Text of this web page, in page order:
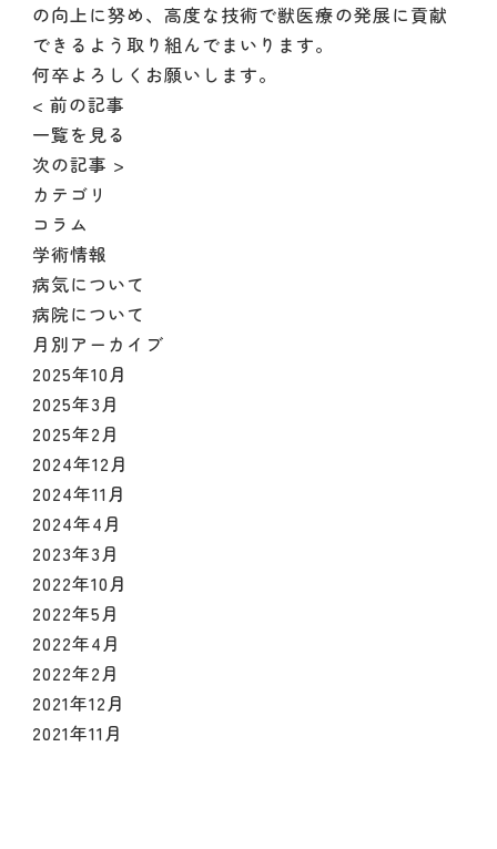
の向上に努め、高度な技術で獣医療の発展に貢献
できるよう取り組んでまいります。
何卒よろしくお願いします。
< 前の記事
一覧を見る
次の記事 >
カテゴリ
コラム
学術情報
病気について
病院について
月別アーカイブ
2025年10月
2025年3月
2025年2月
2024年12月
2024年11月
2024年4月
2023年3月
2022年10月
2022年5月
2022年4月
2022年2月
2021年12月
2021年11月